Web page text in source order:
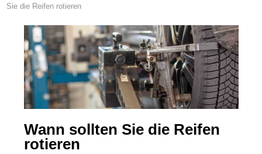
Sie die Reifen rotieren
Wann sollten Sie die Reifen
rotieren